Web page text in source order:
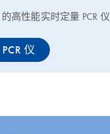
高性能实时定量 PCR 仪
仪